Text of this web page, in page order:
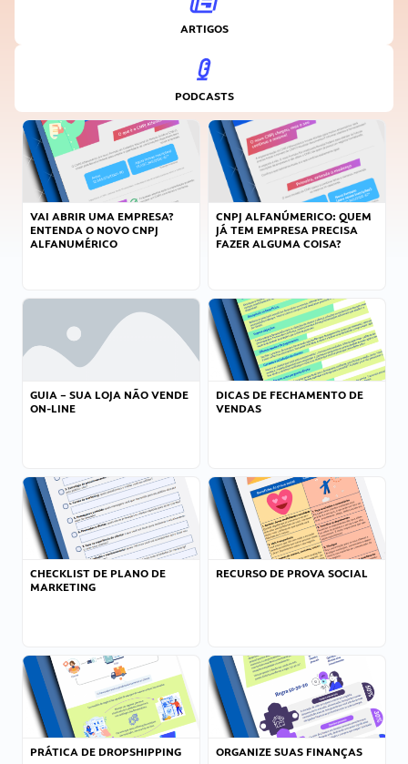
ARTIGOS
PODCASTS
VAI ABRIR UMA EMPRESA?
ENTENDA O NOVO CNPJ
ALFANUMÉRICO
CNPJ ALFANÚMERICO: QUEM
JÁ TEM EMPRESA PRECISA
FAZER ALGUMA COISA?
GUIA – SUA LOJA NÃO VENDE
ON-LINE
DICAS DE FECHAMENTO DE
VENDAS
CHECKLIST DE PLANO DE
MARKETING
RECURSO DE PROVA SOCIAL
PRÁTICA DE DROPSHIPPING ORGANIZE SUAS FINANÇAS